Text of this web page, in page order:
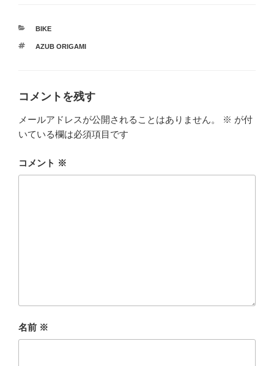
カ
ゴ
BIKE
タ
AZUB ORIGAMI
コメントを残す
メールアドレスが公開されることはありません。 ※ が付
いている欄は必須項目です
コメント ※
名前 ※